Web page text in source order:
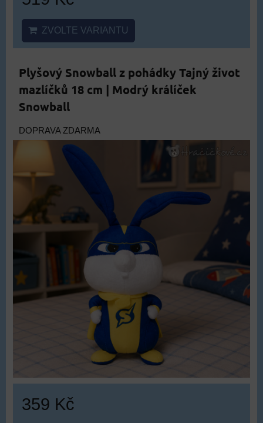
ZVOLTE VARIANTU
Plyšový Snowball z pohádky Tajný život
mazlíčků 18 cm | Modrý králíček
Snowball
DOPRAVA ZDARMA
359 Kč